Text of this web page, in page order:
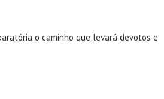
o caminho que levará devotos e